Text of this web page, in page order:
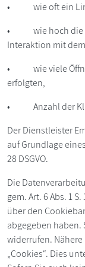
• wie oft ein
• wie hoch die
Interaktion mit
• wie viele
erfolgten,
• Anzahl der
Der Dienstleister
auf Grundlage
28 DSGVO.
Die
gem. Art. 6 Abs. 1
über den
abgegeben
widerrufen.
„Cookies“. Dies